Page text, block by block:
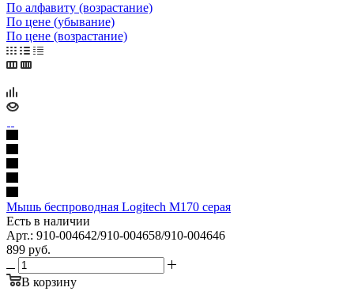
По алфавиту (возрастание)
По цене (убывание)
По цене (возрастание)
Мышь беспроводная Logitech M170 серая
Есть в наличии
Арт.: 910-004642/910-004658/910-004646
899 руб.
В корзину